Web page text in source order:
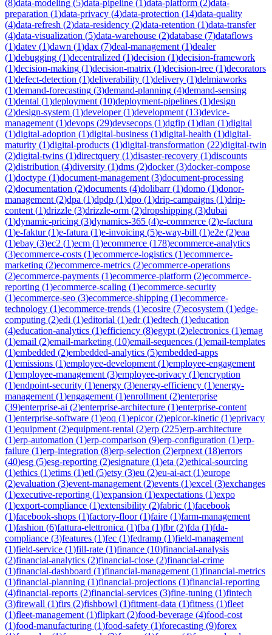
(8)data-modeling (5)data-pipeline (1)data-platform (2)data-
preparation (1)data-privacy (4)data-protection (14)data-quality
(4)data-refresh (2)data-residency (2)data-retention (1)data-transfer
(4)data-visualization (5)data-warehouse (2)database (7)dataflows
(1)datev (1)dawn (1)dax (7)deal-management (1)dealer
(1)debugging (1)decentralized (1)decision (1)decision-framework
(1)decision-making (1)decision-matrix (1)decision-tree (1)decorators
(1)defect-detection (1)deliverability (1)delivery (1)delmiaworks
(1)demand-forecasting (3)demand-planning (4)demand-sensing
(1)dental (1)deployment (10)deployment-pipelines (1)design
(2)design-system (1)developer(1)development (13)device-
management (1)devops (29)devsecops (1)dgfip (1)dian (1)digital
(1)digital-adoption (1)digital-business (1)digital-health (1)digital-
maturity (1)digital-products (1)digital-transformation (22)digital-twin
(2)digital-twins (1)directquery (1)disaster-recovery (1)discounts
(2)distribution (4)diversity (1)dms (2)docker(3)docker-compose
(1)doctype (1)document-management (3)document-processing
(2)documentation (2)documents (4)dolibarr(1)domo (1)donor-
management (2)dpa (1)dpdp (1)dpo (1)drip-campaigns (1)drip-
content (1)drizzle (3)drizzle-orm (2)dropshipping (3)dubai
(1)dynamic-pricing (3)dynamics-365 (4)e-commerce (2)e-factura
(1)e-faktur(1)e-fatura (1)e-invoicing (5)e-way-bill (1)e2e (2)eaa
(1)ebay (3)ec2 (1)ecm (1)ecommerce (178)ecommerce-analytics
(3)ecommerce-costs (1)ecommerce-logistics (1)ecommerce-
marketing (2)ecommerce-metrics (2)ecommerce-operations
(2)ecommerce-payments (1)ecommerce-platform (2)ecommerce-
reporting (1)ecommerce-scaling (1)ecommerce-security
(1)ecommerce-seo (3)ecommerce-shipping (1)ecommerce-
technology (1)ecommerce-trends (1)ecosire (7)ecosystem (1)edge-
computing (2)edi (1)editorial (1)edr(1)edtech (1)education
(4)education-analytics (1)efficiency (8)egypt (2)electronics (1)emag
(1)email (2)email-marketing (10)email-sequences (1)email-templates
(1)embedded (2)embedded-analytics (5)embedded-apps
(1)emissions (1)employee-development (1)employee-engagement
(1)employee-management (3)employee-privacy (1)encryption
(1)endpoint-security (1)energy (3)energy-efficiency (1)energy-
management (1)engagement (1)enrollment (2)enterprise
(39)enterprise-ai (2)enterprise-architecture (1)enterprise-content
(1)enterprise-software (1)eoq (1)epicor(2)epicor-kinetic (1)eprivacy
(1)equipment (2)equipment-rental (2)erp (225)erp-architecture
(1)erp-automation (1)erp-comparison (9)erp-configuration (1)erp-
failure (1)erp-integration (8)erp-selection (2)erpnext (18)errors
(40)esg (5)esg-reporting (2)esignature (1)eta (2)ethical-sourcing
(1)ethics (1)etims (1)etl (5)etsy (3)eu (2)eu-ai-act (1)europe
(2)evaluation (3)event-management (2)events (1)excel (3)exchanges
(1)executive-reporting (1)expansion (1)expectations (1)expo
(1)export-compliance (1)extensibility (2)fabric (1)facebook
(1)facebook-shops (1)factory-floor(1)faire (1)farm-management
(1)fashion (6)fattura-elettronica (1)fba (1)fbr(2)fda (1)fda-
compliance (3)features (1)fec (1)fedramp (1)field-management
(1)field-service (1)fill-rate (1)finance (10)financial-analysis
(2)financial-analytics (2)financial-close (2)financial-crime
(1)financial-dashboard (1)financial-management (1)financial-metrics
(1)financial-planning (1)financial-projections (1)financial-reporting
(4)financial-reports (2)financial-services (3)fine-tuning (1)fintech
(3)firewall (1)firs (2)fishbowl (1)fitment-data (1)fitness (1)fleet
(1)fleet-management (1)flipkart (2)food-beverage (4)food-cost
(1)food-manufacturing (1)food-safety (1)forecasting (9)forex